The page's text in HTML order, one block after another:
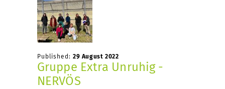
Published: 29 August 2022
Gruppe Extra Unruhig -
NERVÖS